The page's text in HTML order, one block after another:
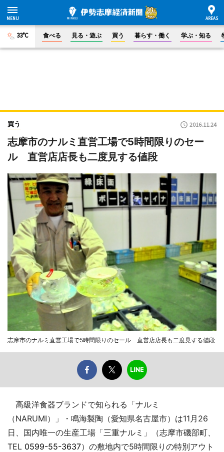
33°C 食べる 見る・遊ぶ 買う 暮らす・働く 学ぶ・知る
買う 2016.11.24
志摩市のナルミ直営工場で5時間限りのセー
ル 直営店店長も二度見する値段
志摩市のナルミ直営工場で5時間限りのセール 直営店店長も二度見する値段
高級洋食器ブランドで知られる「ナルミ
（NARUMI）」・鳴海製陶（愛知県名古屋市）は11月26
日、国内唯一の生産工場「三重ナルミ」（志摩市磯部町、
TEL 0599-55-3637）の敷地内で5時間限りの特別アウト